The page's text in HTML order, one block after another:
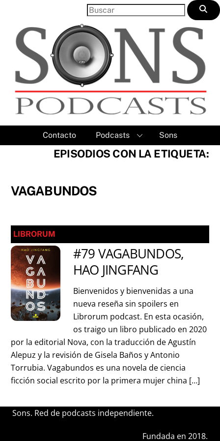
content
Contacto Podcasts Sons
EPISODIOS CON LA ETIQUETA:
VAGABUNDOS
LIBRORUM
#79 VAGABUNDOS,
HAO JINGFANG
Bienvenidos y bienvenidas a una
nueva reseña sin spoilers en
Librorum podcast. En esta ocasión,
os traigo un libro publicado en 2020
por la editorial Nova, con la traducción de Agustín
Alepuz y la revisión de Gisela Baños y Antonio
Torrubia. Vagabundos es una novela de ciencia
ficción social escrito por la primera mujer china […]
Sons. Red de podcasts independiente.
Fundada en 2018.